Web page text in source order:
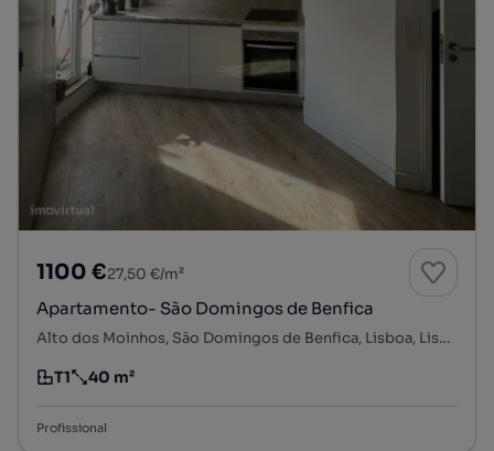
1100 €27,50 €/m²
Apartamento- São Domingos de Benfica
Alto dos Moinhos, São Domingos de Benfica, Lisboa, Lisboa
Tipologia
T1
Preço por metro quadrado
40 m²
Profissional